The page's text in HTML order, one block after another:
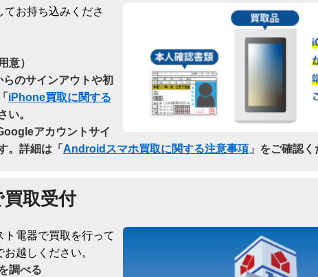
てお持ち込みくださ
意）
のサインアウトや初
iPhone買取に関する
い。
アカウントサイ
。詳細は「 Androidスマホ買取に関する注意事項 」をご確認
取受付
電器で買取を行って
越しください。
調べる